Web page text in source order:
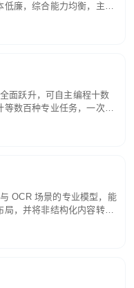
低廉，综合能力均衡，主打
创作、基础 RAG、批量
面跃升，可自主编程十数
等数百种专业任务，一次对
穿规划、执行与验证全流
。长程任务中自主规划与
OCR 场景的专业模型，能
局，并将非结构化内容转换
。